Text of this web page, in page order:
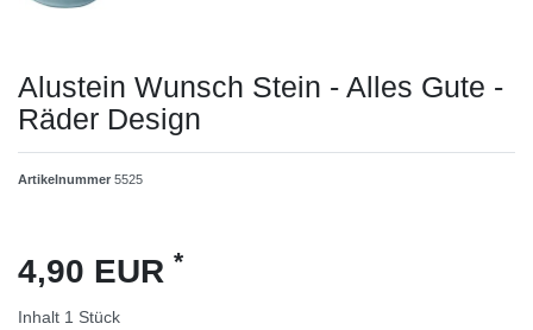
Alustein Wunsch Stein - Alles Gute -
Räder Design
Artikelnummer 5525
4,90 EUR *
Inhalt 1 Stück